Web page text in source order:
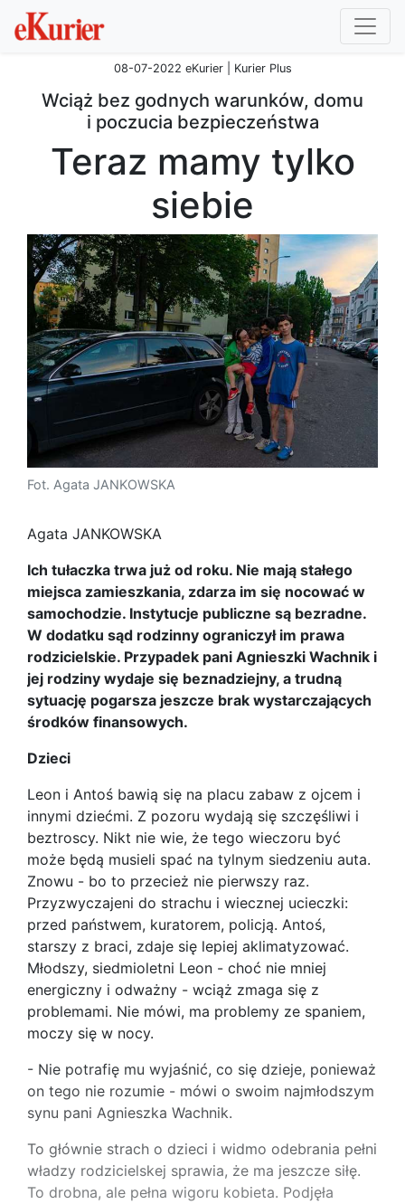
08-07-2022 eKurier | Kurier Plus
Wciąż bez godnych warunków, domu
i poczucia bezpieczeństwa
Teraz mamy tylko
siebie
Fot. Agata JANKOWSKA
Agata JANKOWSKA
Ich tułaczka trwa już od roku. Nie mają stałego
miejsca zamieszkania, zdarza im się nocować w
samochodzie. Instytucje publiczne są bezradne.
W dodatku sąd rodzinny ograniczył im prawa
rodzicielskie. Przypadek pani Agnieszki Wachnik i
jej rodziny wydaje się beznadziejny, a trudną
sytuację pogarsza jeszcze brak wystarczających
środków finansowych.
Dzieci
Leon i Antoś bawią się na placu zabaw z ojcem i
innymi dziećmi. Z pozoru wydają się szczęśliwi i
beztroscy. Nikt nie wie, że tego wieczoru być
może będą musieli spać na tylnym siedzeniu auta.
Znowu - bo to przecież nie pierwszy raz.
Przyzwyczajeni do strachu i wiecznej ucieczki:
przed państwem, kuratorem, policją. Antoś,
starszy z braci, zdaje się lepiej aklimatyzować.
Młodszy, siedmioletni Leon - choć nie mniej
energiczny i odważny - wciąż zmaga się z
problemami. Nie mówi, ma problemy ze spaniem,
moczy się w nocy.
- Nie potrafię mu wyjaśnić, co się dzieje, ponieważ
on tego nie rozumie - mówi o swoim najmłodszym
synu pani Agnieszka Wachnik.
To głównie strach o dzieci i widmo odebrania pełni
władzy rodzicielskej sprawia, że ma jeszcze siłę.
To drobna, ale pełna wigoru kobieta. Podjęła